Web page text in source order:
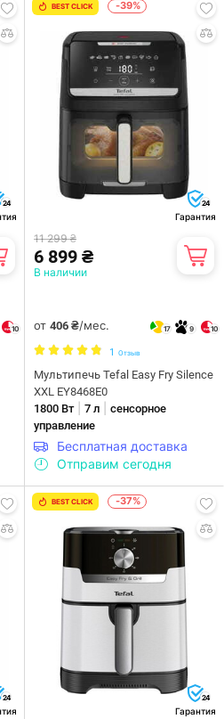
24
10
BEST CLICK -39%
24
Гарантия
11 299 ₴
6 899 ₴
В наличии
от 406 ₴/мес. 17 9 10
1 Отзыв
Мультипечь Tefal Easy Fry Silence
XXL EY8468E0
1800 Вт| 7 л
сенсорное
управление
Бесплатная доставка
Отправим сегодня
24
BEST CLICK -37%
24
Гарантия